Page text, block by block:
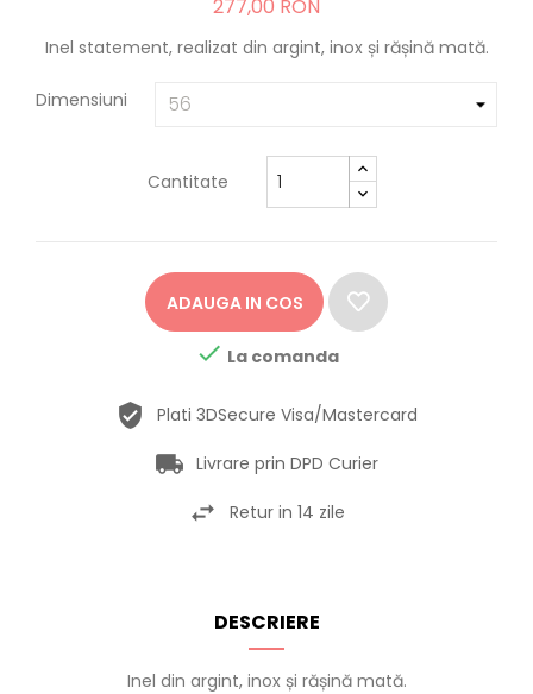
277,00 RON
Inel statement, realizat din argint, inox și rășină mată.
Dimensiuni
Cantitate
ADAUGA IN COS
 La comanda
Plati 3DSecure Visa/Mastercard
Livrare prin DPD Curier
Retur in 14 zile
DESCRIERE
Inel din argint, inox și rășină mată.